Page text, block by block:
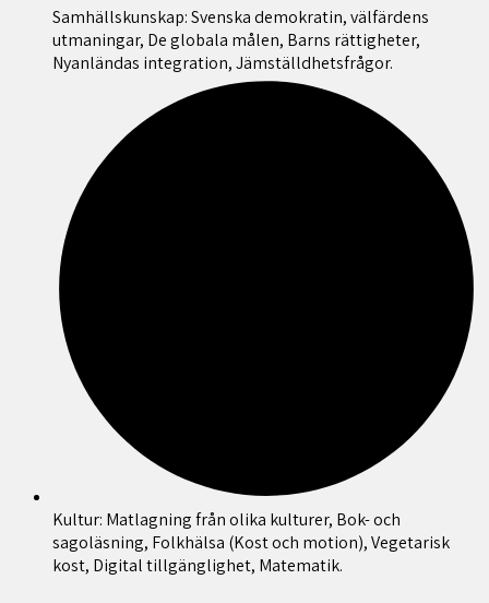
Samhällskunskap: Svenska demokratin, välfärdens
utmaningar, De globala målen, Barns rättigheter,
Nyanländas integration, Jämställdhetsfrågor.
Kultur: Matlagning från olika kulturer, Bok- och
sagoläsning, Folkhälsa (Kost och motion), Vegetarisk
kost, Digital tillgänglighet, Matematik.